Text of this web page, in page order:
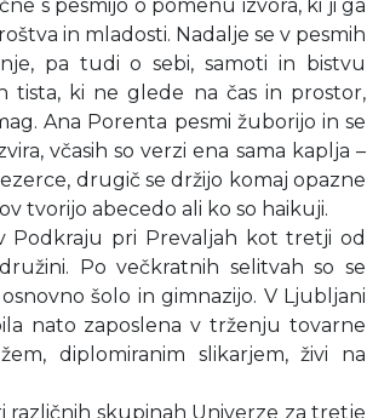
s pesmijo o pomenu izvora, ki ji ga
in mladosti. Nadalje se v pesmih
pa tudi o sebi, samoti in bistvu
tista, ki ne glede na čas in prostor,
Ana Porenta pesmi žuborijo in se
včasih so verzi ena sama kaplja –
drugič se držijo komaj opazne
tvorijo abecedo ali ko so haikuji.
Podkraju pri Prevaljah kot tretji od
Po večkratnih selitvah so se
šolo in gimnazijo. V Ljubljani
nato zaposlena v trženju tovarne
diplomiranim slikarjem, živi na
različnih skupinah Univerze za tretje